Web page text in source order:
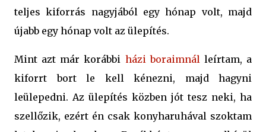
teljes kiforrás nagyjából egy hónap volt, majd
újabb egy hónap volt az ülepítés.
Mint azt már korábbi házi boraimnálleírtam, a
kiforrt bort le kell kénezni, majd hagyni
leülepedni. Az ülepítés közben jót tesz neki, ha
szellőzik, ezért én csak konyharuhával szoktam